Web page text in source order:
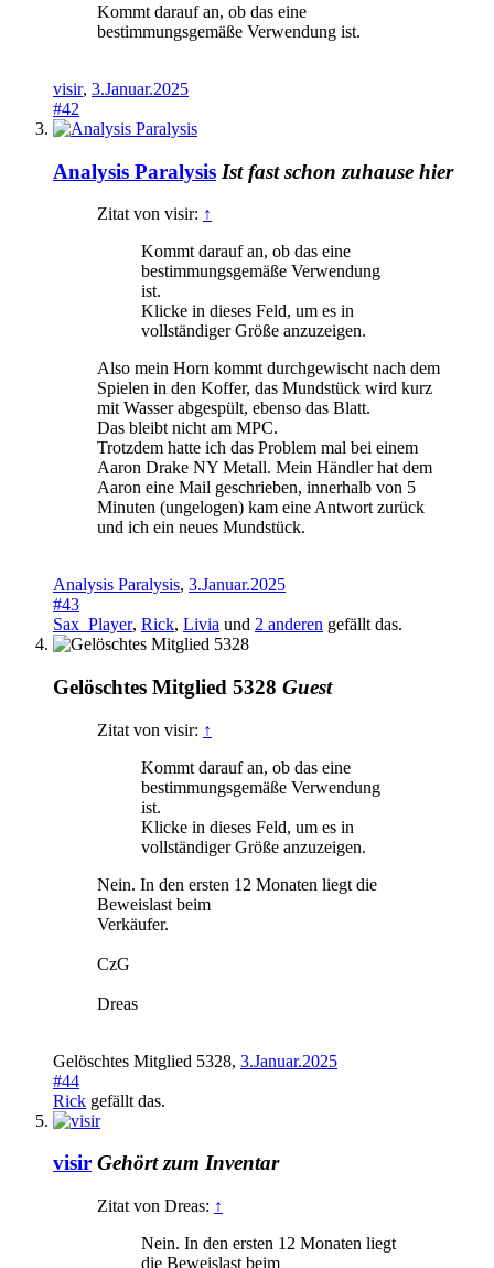
Kommt darauf an, ob das eine
bestimmungsgemäße Verwendung ist.
visir, 3.Januar.2025
#42
Analysis Paralysis Ist fast schon zuhause hier
Zitat von visir: ↑
Kommt darauf an, ob das eine
bestimmungsgemäße Verwendung
ist.
Klicke in dieses Feld, um es in
vollständiger Größe anzuzeigen.
Also mein Horn kommt durchgewischt nach dem
Spielen in den Koffer, das Mundstück wird kurz
mit Wasser abgespült, ebenso das Blatt.
Das bleibt nicht am MPC.
Trotzdem hatte ich das Problem mal bei einem
Aaron Drake NY Metall. Mein Händler hat dem
Aaron eine Mail geschrieben, innerhalb von 5
Minuten (ungelogen) kam eine Antwort zurück
und ich ein neues Mundstück.
Analysis Paralysis, 3.Januar.2025
#43
Sax_Player, Rick, Livia und 2 anderen gefällt das.
Gelöschtes Mitglied 5328 Guest
Zitat von visir: ↑
Kommt darauf an, ob das eine
bestimmungsgemäße Verwendung
ist.
Klicke in dieses Feld, um es in
vollständiger Größe anzuzeigen.
Nein. In den ersten 12 Monaten liegt die
Beweislast beim
Verkäufer.
CzG
Dreas
Gelöschtes Mitglied 5328, 3.Januar.2025
#44
Rick gefällt das.
visir Gehört zum Inventar
Zitat von Dreas: ↑
Nein. In den ersten 12 Monaten liegt
die Beweislast beim